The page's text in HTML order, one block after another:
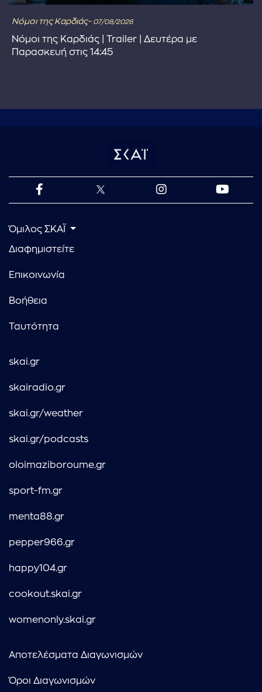
Νόμοι της Καρδιάς- 07/08/2026
Νόμοι της Καρδιάς | Trailer | Δευτέρα με
Παρασκευή στις 14:45
Όμιλος ΣΚΑΪ
Διαφημιστείτε
Επικοινωνία
Βοήθεια
Ταυτότητα
skai.gr
skairadio.gr
skai.gr/weather
skai.gr/podcasts
oloimaziboroume.gr
sport-fm.gr
menta88.gr
pepper966.gr
happy104.gr
cookout.skai.gr
womenonly.skai.gr
Αποτελέσματα Διαγωνισμών
Όροι Διαγωνισμών